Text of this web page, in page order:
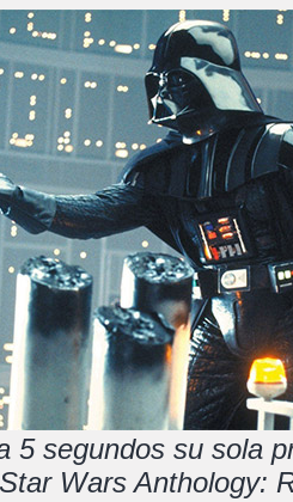
5 segundos su sola
Star Wars Anthology: